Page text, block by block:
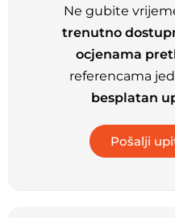
Ne gubite
trenutno
ocjenama
referencama
besplatan